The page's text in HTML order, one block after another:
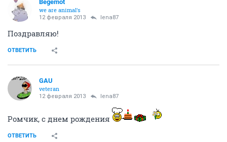
Begemot
we are animal's
12 февраля 2013 lena87
Поздравляю!
ОТВЕТИТЬ
GAU
veteran
12 февраля 2013 lena87
Ромчик, с днем рождения
ОТВЕТИТЬ